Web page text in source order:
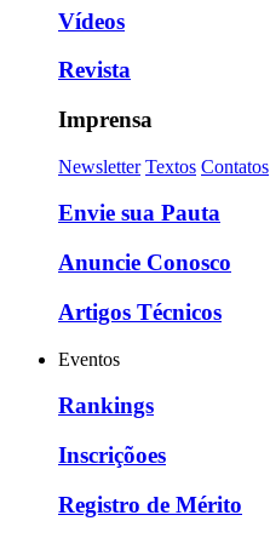
Vídeos
Revista
Imprensa
Newsletter Textos Contatos
Envie sua Pauta
Anuncie Conosco
Artigos Técnicos
Eventos
Rankings
Inscriçõoes
Registro de Mérito